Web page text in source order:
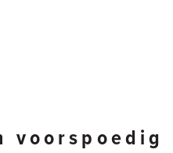
voorspoedig